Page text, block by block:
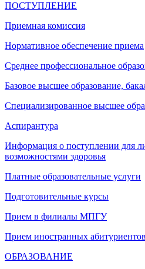
ПОСТУПЛЕНИЕ
Приемная комиссия
Нормативное обеспечение приема
Среднее профессиональное
Базовое высшее образование,
Специализированное высшее
Аспирантура
Информация о поступлении для
возможностями здоровья
Платные образовательные услуги
Подготовительные курсы
Прием в филиалы МПГУ
Прием иностранных абитуриентов
ОБРАЗОВАНИЕ